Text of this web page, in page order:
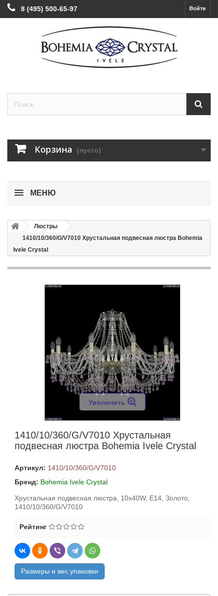
Войти
8 (495) 500-65-97
Корзина (пусто)
МЕНЮ
Люстры
1410/10/360/G/V7010 Хрустальная подвесная люстра Bohemia
Ivele Crystal
Увеличить
1410/10/360/G/V7010 Хрустальная
подвесная люстра Bohemia Ivele Crystal
Артикул: 1410/10/360/G/V7010
Бренд: Bohemia Ivele Crystal
Хрустальная подвесная люстра, 10x40W, E14, Золото,
1410/10/360/G/V7010
Рейтинг
Размеры и вес упаковки